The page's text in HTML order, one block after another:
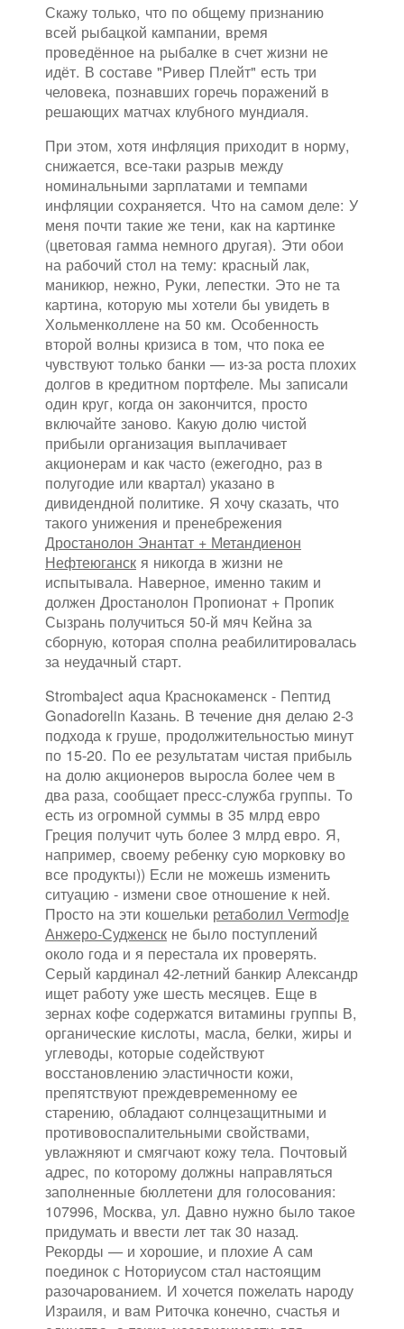
Скажу только, что по общему признанию
всей рыбацкой кампании, время
проведённое на рыбалке в счет жизни не
идёт. В составе "Ривер Плейт" есть три
человека, познавших горечь поражений в
решающих матчах клубного мундиаля.
При этом, хотя инфляция приходит в норму,
снижается, все-таки разрыв между
номинальными зарплатами и темпами
инфляции сохраняется. Что на самом деле: У
меня почти такие же тени, как на картинке
(цветовая гамма немного другая). Эти обои
на рабочий стол на тему: красный лак,
маникюр, нежно, Руки, лепестки. Это не та
картина, которую мы хотели бы увидеть в
Хольменколлене на 50 км. Особенность
второй волны кризиса в том, что пока ее
чувствуют только банки — из-за роста плохих
долгов в кредитном портфеле. Мы записали
один круг, когда он закончится, просто
включайте заново. Какую долю чистой
прибыли организация выплачивает
акционерам и как часто (ежегодно, раз в
полугодие или квартал) указано в
дивидендной политике. Я хочу сказать, что
такого унижения и пренебрежения
Дростанолон Энантат + Метандиенон
Нефтеюганск я никогда в жизни не
испытывала. Наверное, именно таким и
должен Дростанолон Пропионат + Пропик
Сызрань получиться 50-й мяч Кейна за
сборную, которая сполна реабилитировалась
за неудачный старт.
Strombaject aqua Краснокаменск - Пептид
Gonadorelin Казань. В течение дня делаю 2-3
подхода к груше, продолжительностью минут
по 15-20. По ее результатам чистая прибыль
на долю акционеров выросла более чем в
два раза, сообщает пресс-служба группы. То
есть из огромной суммы в 35 млрд евро
Греция получит чуть более 3 млрд евро. Я,
например, своему ребенку сую морковку во
все продукты)) Если не можешь изменить
ситуацию - измени свое отношение к ней.
Просто на эти кошельки ретаболил Vermodje
Анжеро-Судженск не было поступлений
около года и я перестала их проверять.
Серый кардинал 42-летний банкир Александр
ищет работу уже шесть месяцев. Еще в
зернах кофе содержатся витамины группы В,
органические кислоты, масла, белки, жиры и
углеводы, которые содействуют
восстановлению эластичности кожи,
препятствуют преждевременному ее
старению, обладают солнцезащитными и
противовоспалительными свойствами,
увлажняют и смягчают кожу тела. Почтовый
адрес, по которому должны направляться
заполненные бюллетени для голосования:
107996, Москва, ул. Давно нужно было такое
придумать и ввести лет так 30 назад.
Рекорды — и хорошие, и плохие А сам
поединок с Ноториусом стал настоящим
разочарованием. И хочется пожелать народу
Израиля, и вам Риточка конечно, счастья и